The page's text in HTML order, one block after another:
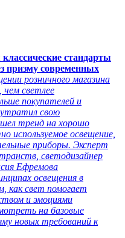
стандарты
призму современных
розничного магазина
чем светлее
покупателей и
свою
тренд на хорошо
используемое освещение,
приборы. Эксперт
светодизайнер
Ефремова
освещения в
как свет помогает
и эмоциями
на базовые
новых требований к